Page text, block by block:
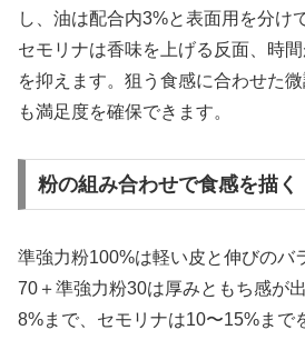
し、油は配合内3%と表面用を分け
セモリナは香味を上げる反面、時
を抑えます。狙う食感に合わせた
も満足度を確保できます。
粉の組み合わせで食感を描く
準強力粉100%は軽い皮と伸びのバ
70＋準強力粉30は厚みともち感が
8%まで、セモリナは10〜15%まで